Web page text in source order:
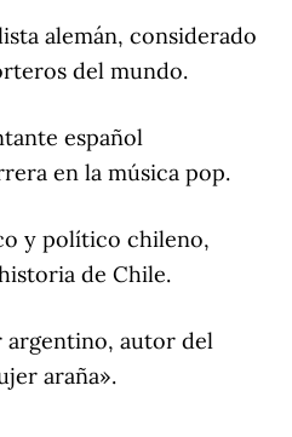
alemán, considerado
del mundo.
español
en la música pop.
y político chileno,
de Chile.
argentino, autor del
araña».